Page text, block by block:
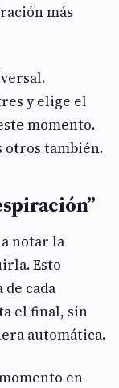
más
y elige el
momento.
otros también.
notar la
Esto
cada
el final, sin
automática.
en